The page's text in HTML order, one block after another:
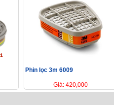
Phin lọc 3m 6009
Giá: 420,000